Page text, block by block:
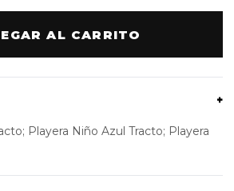
AL CARRITO
+
Playera Niño Azul Tracto; Playera